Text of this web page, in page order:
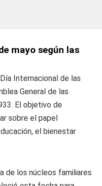
mayo según las
Internacional de las
General de las
El objetivo de
sobre el papel
el bienestar
de los núcleos familiares